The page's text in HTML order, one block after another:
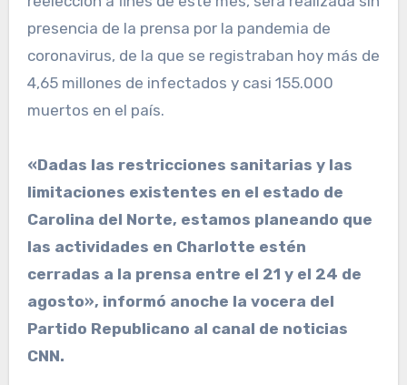
presencia de la prensa por la pandemia de
coronavirus, de la que se registraban hoy más de
4,65 millones de infectados y casi 155.000
muertos en el país.
«Dadas las restricciones sanitarias y las
limitaciones existentes en el estado de
Carolina del Norte, estamos planeando que
las actividades en Charlotte estén
cerradas a la prensa entre el 21 y el 24 de
agosto», informó anoche la vocera del
Partido Republicano al canal de noticias
CNN.